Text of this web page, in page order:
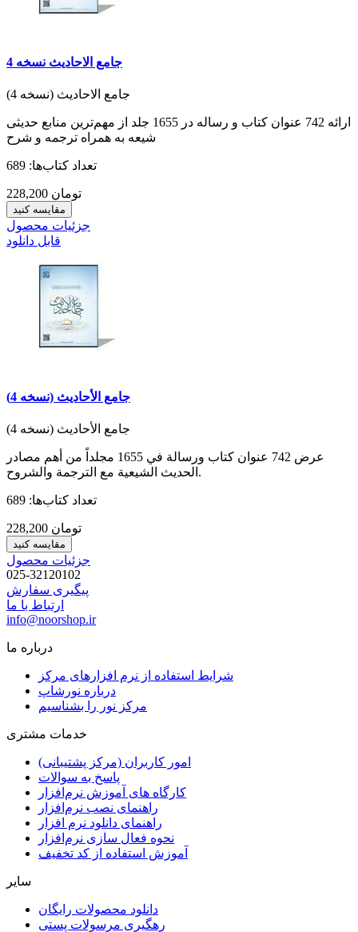
جامع الاحادیث نسخه 4
جامع الاحادیث (نسخه 4)
ارائه 742 عنوان کتاب و رساله در 1655 جلد از مهم‌ترین منابع حدیثی
شیعه به همراه ترجمه و شرح
تعداد کتاب‌ها: 689
228,200 تومان
مقایسه کنید
جزئیات محصول
قابل دانلود
جامع الأحادیث (نسخه 4)
جامع الأحادیث (نسخه 4)
عرض 742 عنوان كتاب ورسالة في 1655 مجلداً من أهم مصادر
الحديث الشيعية مع الترجمة والشروح.
تعداد کتاب‌ها: 689
228,200 تومان
مقایسه کنید
جزئیات محصول
025-32120102
پیگیری سفارش
ارتباط با ما
info@noorshop.ir
درباره ما
شرایط استفاده از نرم افزارهای مرکز
درباره نورشاپ
مرکز نور را بشناسیم
خدمات مشتری
امور کاربران (مرکز پشتیبانی)
پاسخ به سوالات
کارگاه های آموزش نرم‌افزار
راهنمای نصب نرم‌افزار
راهنمای دانلود نرم افزار
نحوه فعال سازی نرم‌افزار
آموزش استفاده از کد تخفیف
سایر
دانلود محصولات رایگان
رهگیری مرسولات پستی